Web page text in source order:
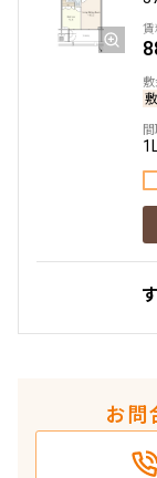
お問